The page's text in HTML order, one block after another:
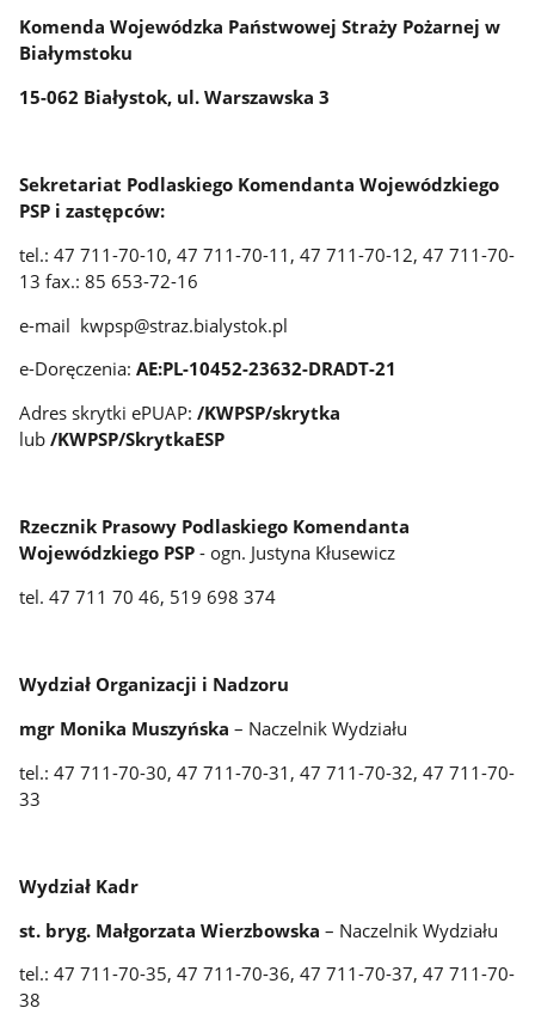
Komenda Wojewódzka Państwowej Straży Pożarnej w
Białymstoku
15-062 Białystok, ul. Warszawska 3
Sekretariat Podlaskiego Komendanta Wojewódzkiego
PSP i zastępców:
tel.: 47 711-70-10, 47 711-70-11, 47 711-70-12, 47 711-70-
13 fax.: 85 653-72-16
e-mail kwpsp@straz.bialystok.pl
e-Doręczenia:AE:PL-10452-23632-DRADT-21
Adres skrytki ePUAP:/KWPSP/skrytka
lub/KWPSP/SkrytkaESP
Rzecznik Prasowy Podlaskiego Komendanta
Wojewódzkiego PSP- ogn. Justyna Kłusewicz
tel. 47 711 70 46, 519 698 374
Wydział Organizacji i Nadzoru
mgr Monika Muszyńska– Naczelnik Wydziału
tel.: 47 711-70-30, 47 711-70-31, 47 711-70-32, 47 711-70-
33
Wydział Kadr
st. bryg. Małgorzata Wierzbowska – Naczelnik Wydziału
tel.: 47 711-70-35, 47 711-70-36, 47 711-70-37, 47 711-70-
38